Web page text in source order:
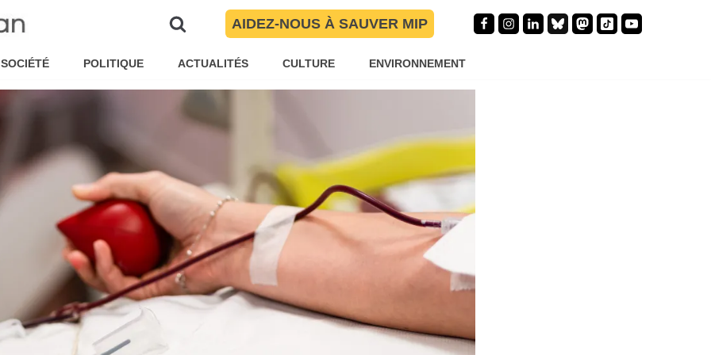
AIDEZ-NOUS À SAUVER MIP
SOCIÉTÉ POLITIQUE ACTUALITÉS CULTURE ENVIRONNEMENT
parMaïté Torres Brèves